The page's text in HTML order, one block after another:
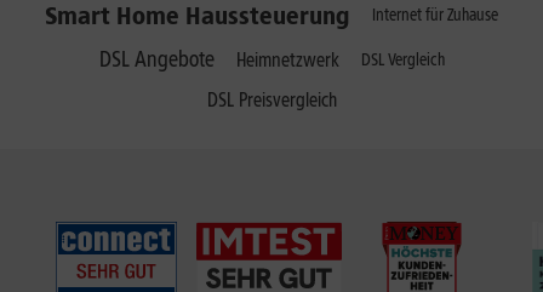
Smart Home Haussteuerung Internet für Zuhause
DSL Angebote Heimnetzwerk DSL Vergleich
DSL Preisvergleich